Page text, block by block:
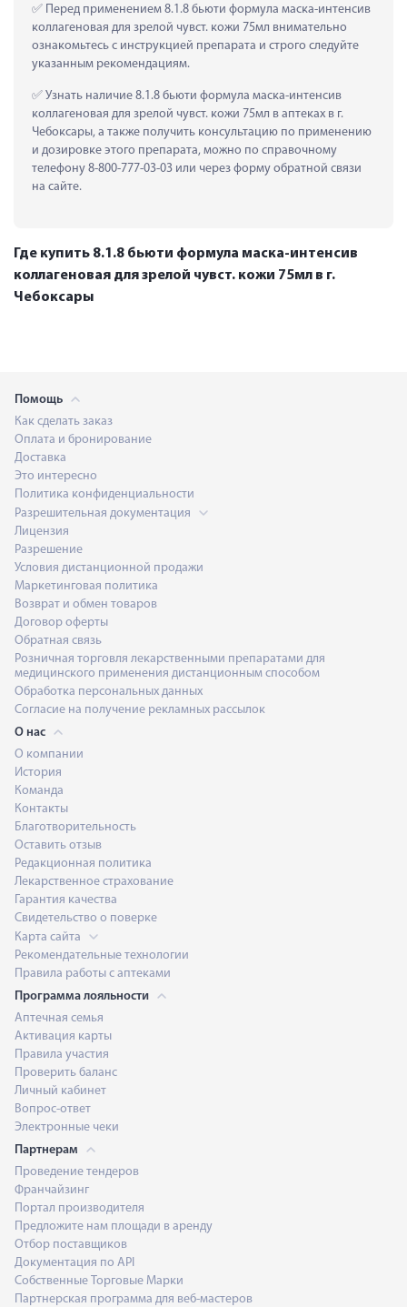
Перед применением 8.1.8 бьюти формула маска-интенсив
коллагеновая для зрелой чувст. кожи 75мл внимательно
ознакомьтесь с инструкцией препарата и строго следуйте
указанным рекомендациям.
Узнать наличие 8.1.8 бьюти формула маска-интенсив
коллагеновая для зрелой чувст. кожи 75мл в аптеках в г.
Чебоксары, а также получить консультацию по применению
и дозировке этого препарата, можно по справочному
телефону 8-800-777-03-03 или через форму обратной связи
на сайте.
Где купить 8.1.8 бьюти формула маска-интенсив
коллагеновая для зрелой чувст. кожи 75мл в г.
Чебоксары
Помощь
Как сделать заказ
Оплата и бронирование
Доставка
Это интересно
Политика конфиденциальности
Разрешительная документация
Лицензия
Разрешение
Условия дистанционной продажи
Маркетинговая политика
Возврат и обмен товаров
Договор оферты
Обратная связь
Розничная торговля лекарственными препаратами для
медицинского применения дистанционным способом
Обработка персональных данных
Согласие на получение рекламных рассылок
О нас
О компании
История
Команда
Контакты
Благотворительность
Оставить отзыв
Редакционная политика
Лекарственное страхование
Гарантия качества
Свидетельство о поверке
Карта сайта
Рекомендательные технологии
Правила работы с аптеками
Программа лояльности
Аптечная семья
Активация карты
Правила участия
Проверить баланс
Личный кабинет
Вопрос-ответ
Электронные чеки
Партнерам
Проведение тендеров
Франчайзинг
Портал производителя
Предложите нам площади в аренду
Отбор поставщиков
Документация по API
Собственные Торговые Марки
Партнерская программа для веб-мастеров